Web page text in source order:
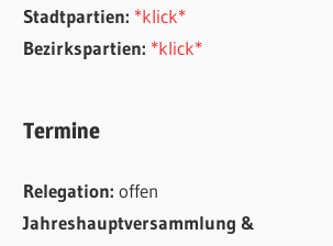
Stadtpartien: *klick*
Bezirkspartien: *klick*
Termine
Relegation:offen
Jahreshauptversammlung &